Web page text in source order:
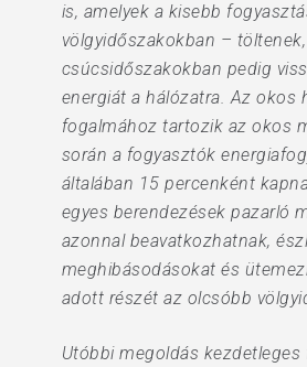
is, amelyek a kisebb
völgyidőszakokban – töltenek,
csúcsidőszakokban pedig
energiát a hálózatra. Az okos
fogalmához tartozik az okos
során a fogyasztók
általában 15 percenként
egyes berendezések pazarló
azonnal beavatkozhatnak,
meghibásodásokat és
adott részét az olcsóbb
Utóbbi megoldás